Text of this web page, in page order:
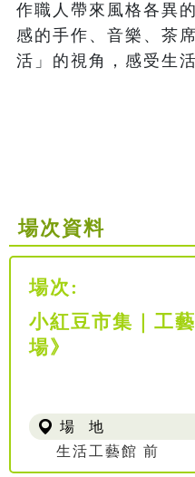
作職人帶來風格各異
感的手作、音樂、茶
活」的視角，感受生
場次資料
場次:
小紅豆市集｜工
場》
場 地
生活工藝館 前